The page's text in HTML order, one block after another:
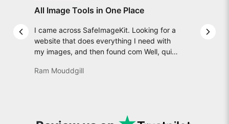
Previous slide
All Image Tools in One Place
I came across SafeImageKit. Looking for a
website that does everything I need with
my images, and then found com Well, quite
an incredibly high-speed, stable and easy-
snappy tools every now and then!
Ram Mouddgill
Next